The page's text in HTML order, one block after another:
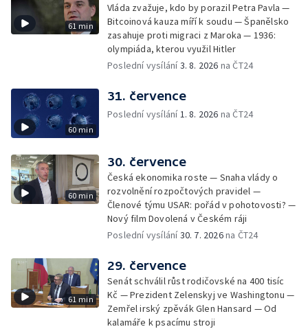
61 min
Vláda zvažuje, kdo by porazil Petra Pavla —
Bitcoinová kauza míří k soudu — Španělsko
zasahuje proti migraci z Maroka — 1936:
olympiáda, kterou využil Hitler
Poslední vysílání3. 8. 2026 na ČT24
60 min
31. července
Poslední vysílání 1. 8. 2026 na ČT24
60 min
30. července
Česká ekonomika roste — Snaha vlády o
rozvolnění rozpočtových pravidel —
Členové týmu USAR: pořád v pohotovosti? —
Nový film Dovolená v Českém ráji
Poslední vysílání30. 7. 2026na ČT24
61 min
29. července
Senát schválil růst rodičovské na 400 tisíc
Kč — Prezident Zelenskyj ve Washingtonu —
Zemřel irský zpěvák Glen Hansard — Od
kalamáře k psacímu stroji